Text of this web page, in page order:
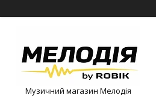
Музичний магазин Мелодія